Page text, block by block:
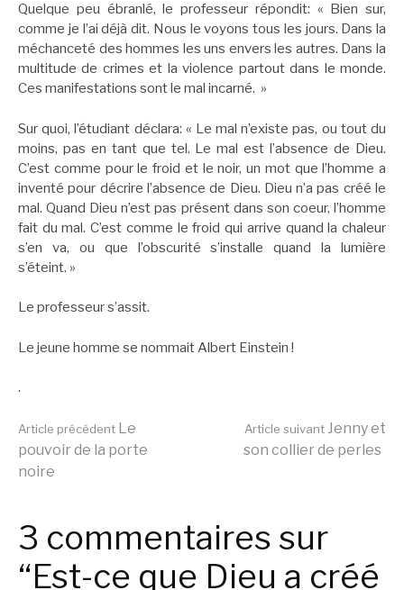
Quelque peu ébranlé, le professeur répondit: « Bien sur,
comme je l’ai déjà dit. Nous le voyons tous les jours. Dans la
méchanceté des hommes les uns envers les autres. Dans la
multitude de crimes et la violence partout dans le monde.
Ces manifestations sont le mal incarné. »
Sur quoi, l’étudiant déclara: « Le mal n’existe pas, ou tout du
moins, pas en tant que tel. Le mal est l’absence de Dieu.
C’est comme pour le froid et le noir, un mot que l’homme a
inventé pour décrire l’absence de Dieu. Dieu n’a pas créé le
mal. Quand Dieu n’est pas présent dans son coeur, l’homme
fait du mal. C’est comme le froid qui arrive quand la chaleur
s’en va, ou que l’obscurité s’installe quand la lumière
s’éteint. »
Le professeur s’assit.
Le jeune homme se nommait Albert Einstein !
.
Lire
suite
Article précédent Le
pouvoir de la porte
noire
Article suivant Jenny et
son collier de perles
3 commentaires sur
“Est-ce que Dieu a créé